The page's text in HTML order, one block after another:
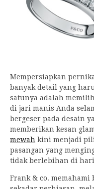
Mempersiapkan
banyak detail yang
satunya adalah
di jari manis Anda
bergeser pada desain
memberikan kesan
mewah kini menjadi
pasangan yang
tidak berlebihan di hari
Frank & co.